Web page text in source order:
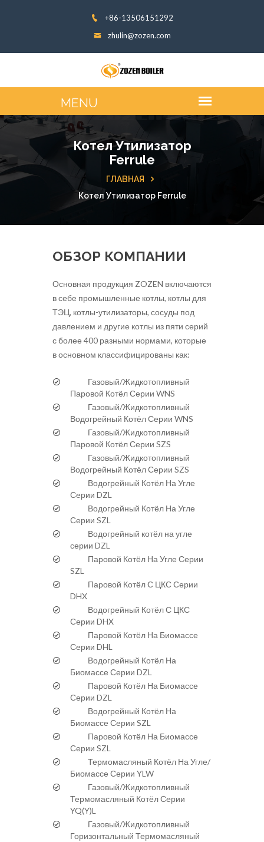
+86-13506151292
zhulin@zozen.com
Котел Утилизатор
Ferrule
ГЛАВНАЯ
Котел Утилизатор Ferrule
ОБЗОР КОМПАНИИ
Основная продукция ZOZEN включаются
в себе промышленные котлы, котлы для
ТЭЦ, котлы-утилизаторы, сосуды под
давлением и другие котлы из пяти серий
с более 400 разными нормами, которые
в основном классифицированы как:
Газовый/Жидкотопливный
Паровой Котёл Серии WNS
Газовый/Жидкотопливный
Водогрейный Котёл Серии WNS
Газовый/Жидкотопливный
Паровой Котёл Серии SZS
Газовый/Жидкотопливный
Водогрейный Котёл Серии SZS
Водогрейный Котёл На Угле
Серии DZL
Водогрейный Котёл На Угле
Серии SZL
Водогрейный котёл на угле
серии DZL
Паровой Котёл На Угле Серии
SZL
Паровой Котёл С ЦКС Серии
DHX
Водогрейный Котёл С ЦКС
Серии DHX
Паровой Котёл На Биомассе
Серии DHL
Водогрейный Котёл На
Биомассе Серии DZL
Паровой Котёл На Биомассе
Серии DZL
Водогрейный Котёл На
Биомассе Серии SZL
Паровой Котёл На Биомассе
Серии SZL
Термомасляный Котёл На Угле/
Биомассе Серии YLW
Газовый/Жидкотопливный
Термомасляный Котёл Серии
YQ(Y)L
Газовый/Жидкотопливный
Горизонтальный Термомасляный